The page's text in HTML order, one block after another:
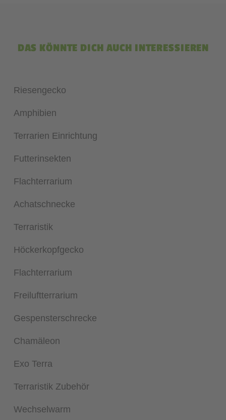
DAS KÖNNTE DICH AUCH INTERESSIEREN
Riesengecko
Amphibien
Terrarien Einrichtung
Futterinsekten
Flachterrarium
Achatschnecke
Terraristik
Höckerkopfgecko
Flachterrarium
Freiluftterrarium
Gespensterschrecke
Chamäleon
Exo Terra
Terraristik Zubehör
Wechselwarm